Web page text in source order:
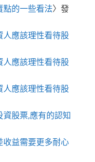
點的一些看法〉發
人應該理性看待股
人應該理性看待股
人應該理性看待股
資股票,應有的認知
收益需要更多耐心